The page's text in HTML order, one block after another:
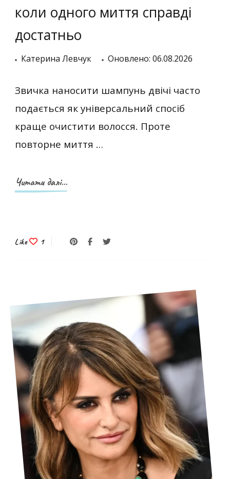
коли одного миття справді
достатньо
Катерина Левчук Оновлено: 06.08.2026
Звичка наносити шампунь двічі часто
подається як універсальний спосіб
краще очистити волосся. Проте
повторне миття …
Читати далі...
Like 1